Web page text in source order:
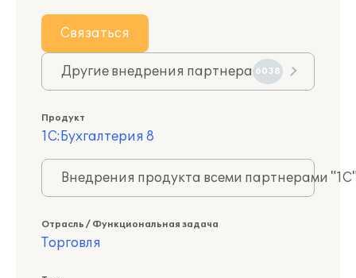
Связаться
Другие внедрения партнера 6038
Продукт
1С:Бухгалтерия 8
Внедрения продукта всеми партнерами
Отрасль / Функциональная задача
Торговля